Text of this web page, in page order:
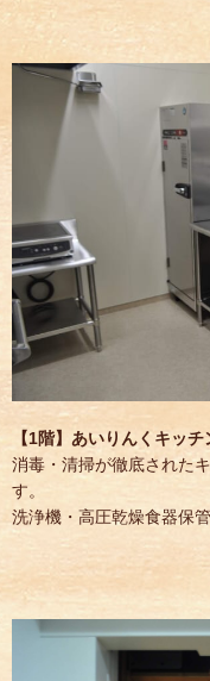
【1階】あいりんくキッチ
消毒・清掃が徹底された
す。
洗浄機・高圧乾燥食器保管